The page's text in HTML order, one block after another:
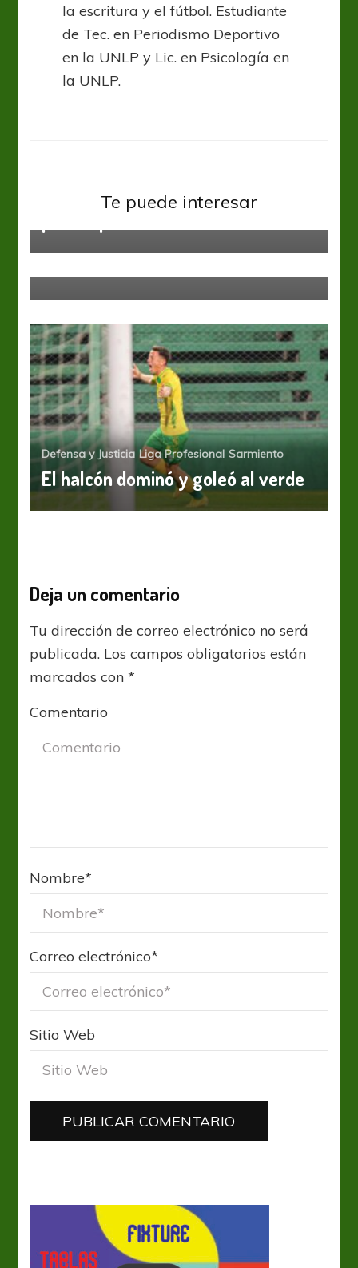
la escritura y el fútbol. Estudiante
de Tec. en Periodismo Deportivo
en la UNLP y Lic. en Psicología en
la UNLP.
Te puede interesar
Defensa y Justicia arrancó la
pretemporada con dos refuerzos
Defensa y Justicia Liga Profesional Sarmiento
El halcón dominó y goleó al verde
Deja un comentario
Tu dirección de correo electrónico no será
publicada. Los campos obligatorios están
marcados con*
Comentario
Nombre*
Correo electrónico*
Sitio Web